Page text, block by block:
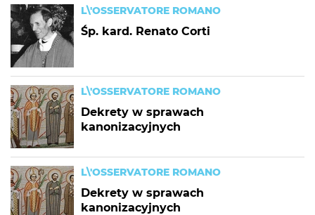
L\'OSSERVATORE ROMANO
Śp. kard. Renato Corti
L\'OSSERVATORE ROMANO
Dekrety w sprawach
kanonizacyjnych
L\'OSSERVATORE ROMANO
Dekrety w sprawach
kanonizacyjnych